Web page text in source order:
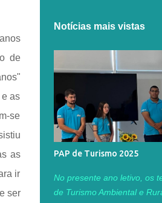
de
as
se
as
ir
ser
Notícias mais vistas
PAP de Turismo 2025
No presente ano letivo, os
de Turismo Ambiental e